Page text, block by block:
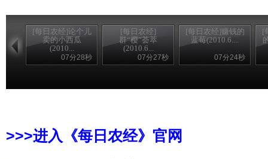
[每日农经]论个儿
卖的小西瓜
(2010...
07分28秒
[每日农经]
群“樱”荟萃
(2010.6...
07分27秒
[每日农经]赚钱的
蓝莓(2010.6....
07分24秒
[
>>>进入《每日农经》官网